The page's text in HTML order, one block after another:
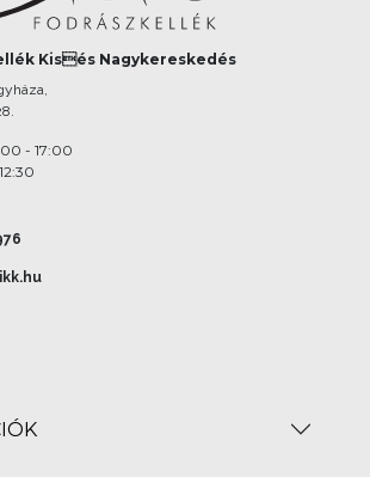
Kisés Nagykereskedés
- 17:00